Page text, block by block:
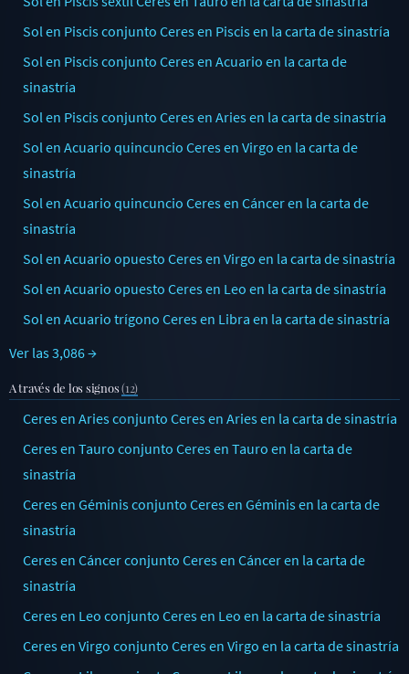
Sol en Piscis conjunto Ceres en Piscis en la carta de sinastría
Sol en Piscis conjunto Ceres en Acuario en la carta de
sinastría
Sol en Piscis conjunto Ceres en Aries en la carta de sinastría
Sol en Acuario quincuncio Ceres en Virgo en la carta de
sinastría
Sol en Acuario quincuncio Ceres en Cáncer en la carta de
sinastría
Sol en Acuario opuesto Ceres en Virgo en la carta de sinastría
Sol en Acuario opuesto Ceres en Leo en la carta de sinastría
Sol en Acuario trígono Ceres en Libra en la carta de sinastría
Ver las 3,086 →
A través de los signos(12)
Ceres en Aries conjunto Ceres en Aries en la carta de sinastría
Ceres en Tauro conjunto Ceres en Tauro en la carta de
sinastría
Ceres en Géminis conjunto Ceres en Géminis en la carta de
sinastría
Ceres en Cáncer conjunto Ceres en Cáncer en la carta de
sinastría
Ceres en Leo conjunto Ceres en Leo en la carta de sinastría
Ceres en Virgo conjunto Ceres en Virgo en la carta de sinastría